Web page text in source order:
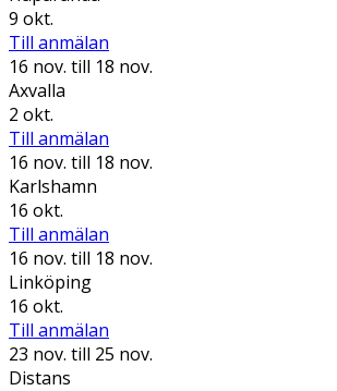
9 okt.
Till anmälan
16 nov. till 18 nov.
Axvalla
2 okt.
Till anmälan
16 nov. till 18 nov.
Karlshamn
16 okt.
Till anmälan
16 nov. till 18 nov.
Linköping
16 okt.
Till anmälan
23 nov. till 25 nov.
Distans